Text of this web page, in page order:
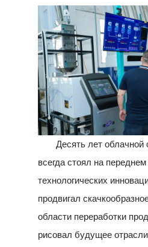
Десять лет облачной
всегда стоял на переднем
технологических
продвигал
области переработки
рисовал будущее